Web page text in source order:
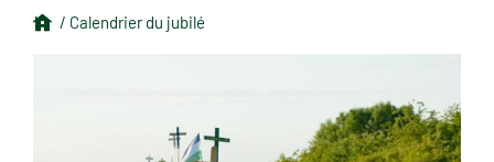
/ Calendrier du jubilé